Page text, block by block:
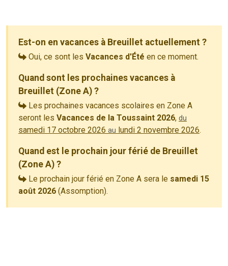
Est-on en vacances à Breuillet actuellement ?
Oui, ce sont les Vacances d'Été en ce moment.
Quand sont les prochaines vacances à
Breuillet (Zone A) ?
Les prochaines vacances scolaires en Zone A
seront les Vacances de la Toussaint 2026, du
samedi 17 octobre 2026 au lundi 2 novembre 2026.
Quand est le prochain jour férié de Breuillet
(Zone A) ?
Le prochain jour férié en Zone A sera le samedi 15
août 2026 (Assomption).